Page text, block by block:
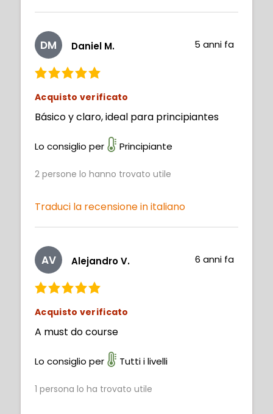
DM Daniel M. 5 anni fa
Acquisto verificato
Básico y claro, ideal para principiantes
Lo consiglio per Principiante
2 persone lo hanno trovato utile
Traduci la recensione in italiano
AV Alejandro V. 6 anni fa
Acquisto verificato
A must do course
Lo consiglio per Tutti i livelli
1 persona lo ha trovato utile